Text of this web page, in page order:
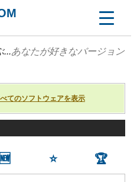
...あなたが好きなバージョン
てのソフトウェアを表示
🆕 ⭐ 🏆